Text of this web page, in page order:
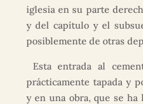
iglesia en su parte
y del capítulo y el
posiblemente de otras
Esta entrada al
prácticamente tapada y
y en una obra, que se ha